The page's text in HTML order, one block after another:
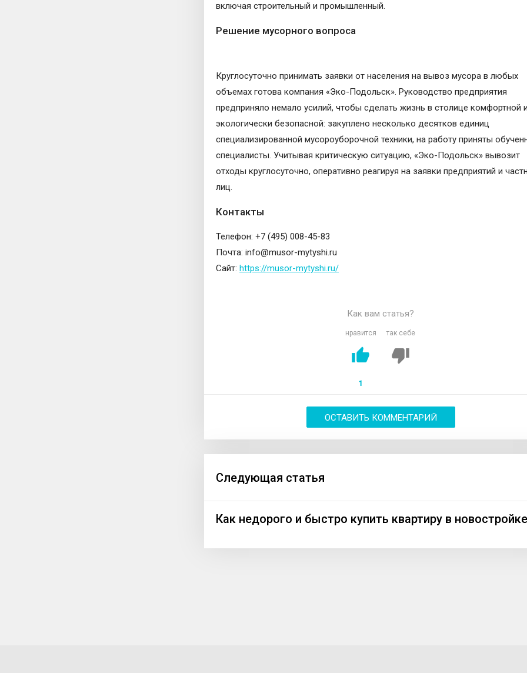
включая строительный и промышленный.
Решение мусорного вопроса
Круглосуточно принимать заявки от населения на вывоз мусора в любых
объемах готова компания «Эко-Подольск». Руководство предприятия
предприняло немало усилий, чтобы сделать жизнь в столице комфортной
экологически безопасной: закуплено несколько десятков единиц
специализированной мусороуборочной техники, на работу приняты
специалисты. Учитывая критическую ситуацию, «Эко-Подольск» вывозит
отходы круглосуточно, оперативно реагируя на заявки предприятий и
лиц.
Контакты
Телефон: +7 (495) 008-45-83
Почта: info@musor-mytyshi.ru
Сайт: https://musor-mytyshi.ru/
Как вам статья?
нравится так себе
1
ОСТАВИТЬ КОММЕНТАРИЙ
Следующая статья
Как недорого и быстро купить квартиру в